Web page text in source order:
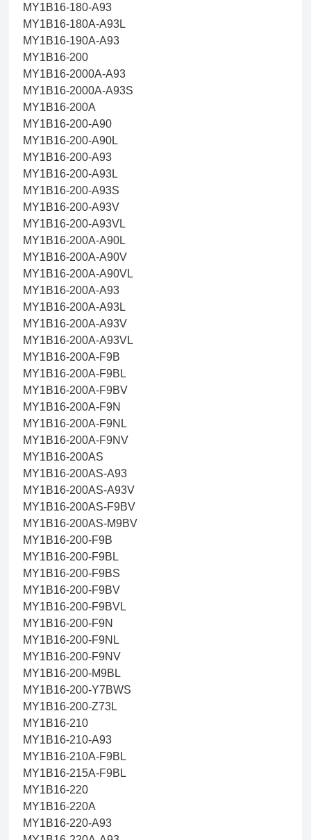
MY1B16-180-A93
MY1B16-180A-A93L
MY1B16-190A-A93
MY1B16-200
MY1B16-2000A-A93
MY1B16-2000A-A93S
MY1B16-200A
MY1B16-200-A90
MY1B16-200-A90L
MY1B16-200-A93
MY1B16-200-A93L
MY1B16-200-A93S
MY1B16-200-A93V
MY1B16-200-A93VL
MY1B16-200A-A90L
MY1B16-200A-A90V
MY1B16-200A-A90VL
MY1B16-200A-A93
MY1B16-200A-A93L
MY1B16-200A-A93V
MY1B16-200A-A93VL
MY1B16-200A-F9B
MY1B16-200A-F9BL
MY1B16-200A-F9BV
MY1B16-200A-F9N
MY1B16-200A-F9NL
MY1B16-200A-F9NV
MY1B16-200AS
MY1B16-200AS-A93
MY1B16-200AS-A93V
MY1B16-200AS-F9BV
MY1B16-200AS-M9BV
MY1B16-200-F9B
MY1B16-200-F9BL
MY1B16-200-F9BS
MY1B16-200-F9BV
MY1B16-200-F9BVL
MY1B16-200-F9N
MY1B16-200-F9NL
MY1B16-200-F9NV
MY1B16-200-M9BL
MY1B16-200-Y7BWS
MY1B16-200-Z73L
MY1B16-210
MY1B16-210-A93
MY1B16-210A-F9BL
MY1B16-215A-F9BL
MY1B16-220
MY1B16-220A
MY1B16-220-A93